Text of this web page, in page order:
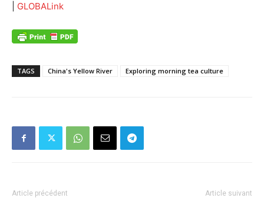
GLOBALink
TAGS China's Yellow River Exploring morning tea culture
Article précédent Article suivant